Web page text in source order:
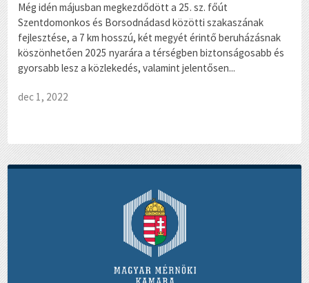
Még idén májusban megkezdődött a 25. sz. főút
Szentdomonkos és Borsodnádasd közötti szakaszának
fejlesztése, a 7 km hosszú, két megyét érintő beruházásnak
köszönhetően 2025 nyarára a térségben biztonságosabb és
gyorsabb lesz a közlekedés, valamint jelentősen...
dec 1, 2022